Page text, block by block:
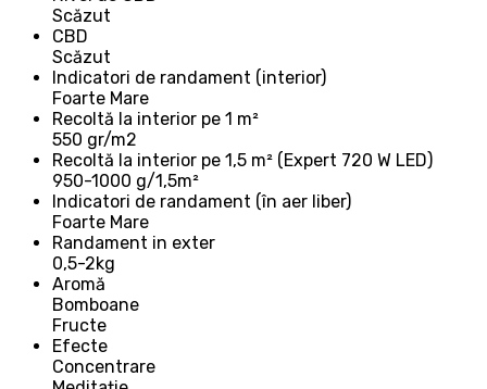
Scăzut
CBD
Scăzut
Indicatori de randament (interior)
Foarte Mare
Recoltă la interior pe 1 m²
550 gr/m2
Recoltă la interior pe 1,5 m² (Expert 720 W LED)
950-1000 g/1,5m²
Indicatori de randament (în aer liber)
Foarte Mare
Randament in exter
0,5-2kg
Aromă
Bomboane
Fructe
Efecte
Concentrare